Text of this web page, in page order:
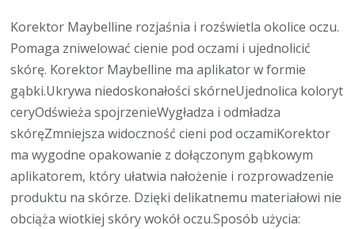
Korektor Maybelline rozjaśnia i rozświetla okolice oczu.
Pomaga zniwelować cienie pod oczami i ujednolicić
skórę. Korektor Maybelline ma aplikator w formie
gąbki.Ukrywa niedoskonałości skórneUjednolica koloryt
ceryOdświeża spojrzenieWygładza i odmładza
skóręZmniejsza widoczność cieni pod oczamiKorektor
ma wygodne opakowanie z dołączonym gąbkowym
aplikatorem, który ułatwia nałożenie i rozprowadzenie
produktu na skórze. Dzięki delikatnemu materiałowi nie
obciąża wiotkiej skóry wokół oczu.Sposób użycia: